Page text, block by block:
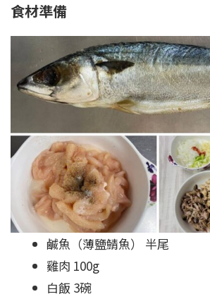
食材準備
鹹魚（薄鹽鯖魚） 半尾
雞肉 100g
白飯 3碗